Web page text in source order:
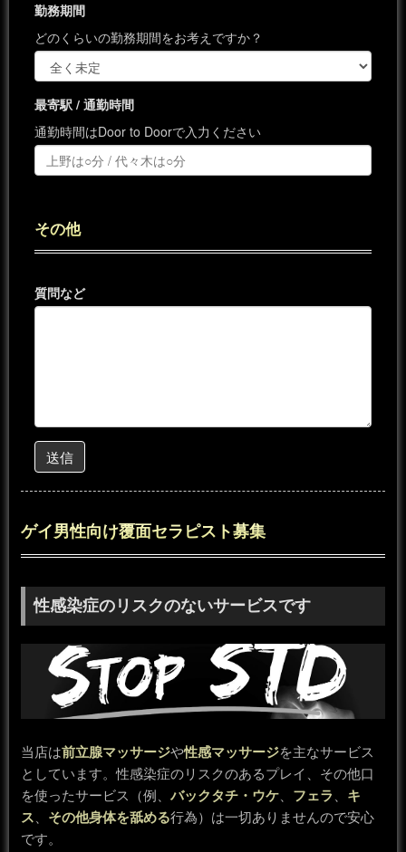
勤務期間
どのくらいの勤務期間をお考えですか？
最寄駅 / 通勤時間
通勤時間はDoor to Doorで入力ください
その他
質問など
送信
ゲイ男性向け覆面セラピスト募集
性感染症のリスクのないサービスです
当店は前立腺マッサージや性感マッサージを主なサービス
としています。性感染症のリスクのあるプレイ、その他口
を使ったサービス（例、 バックタチ・ウケ、 フェラ
キ
ス
その他身体を舐める行為）は一切ありませんので安心
です。